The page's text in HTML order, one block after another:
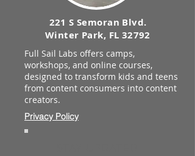
221 S Semoran Blvd.
Winter Park, FL 32792
Full Sail Labs offers camps,
workshops, and online courses,
designed to transform kids and teens
from content consumers into content
creators.
Privacy Policy